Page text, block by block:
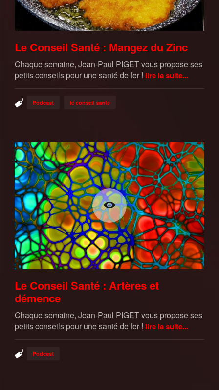
Le Conseil Santé : Mangez du Zinc
Chaque semaine, Jean-Paul PIGET vous propose ses
petits conseils pour une santé de fer ! lire la suite...
Podcast le conseil santé
Le Conseil Santé : Artères et
démence
Chaque semaine, Jean-Paul PIGET vous propose ses
petits conseils pour une santé de fer ! lire la suite...
Podcast